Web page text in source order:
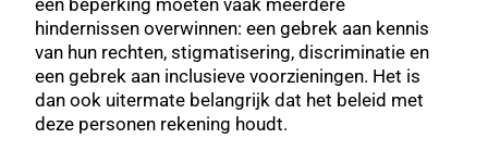
hindernissen overwinnen: een gebrek aan kennis
van hun rechten, stigmatisering, discriminatie en
een gebrek aan inclusieve voorzieningen. Het is
dan ook uitermate belangrijk dat het beleid met
deze personen rekening houdt.